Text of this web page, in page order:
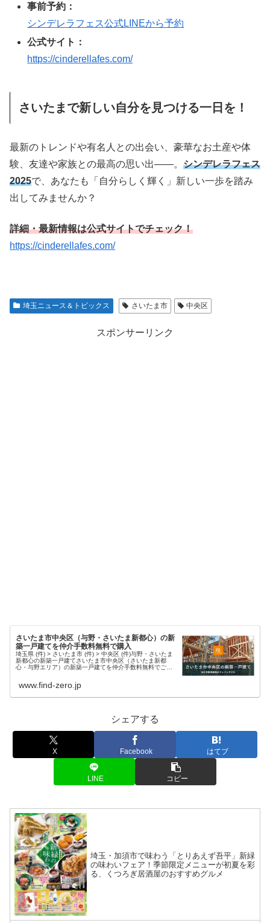
事前予約：
シンデレラフェス公式LINEから予約
公式サイト：
https://cinderellafes.com/
さいたまで新しい自分を見つける一日を！
最新のトレンドや有名人との出会い、豪華なお土産や体
験、友達や家族との最高の思い出――。 シンデレラフェス
2025で、あなたも「自分らしく輝く」新しい一歩を踏み
出してみませんか？
詳細・最新情報は公式サイトでチェック！
https://cinderellafes.com/
埼玉ニュース＆トピックス さいたま市 中央区
スポンサーリンク
さいたま市中央区（与野・さいたま新都心）の新
築一戸建てを仲介手数料無料で購入
埼玉県 (件) > さいたま市 (件) > 中央区 (件)与野・さいたま
新都心の新築一戸建てさいたま市中央区（さいたま新都
心・与野エリア）の新築一戸建てを仲介手数料無料でご紹
www.find-zero.jp
シェアする
X Facebook はてブ
LINE コピー
埼玉・加須市で味わう「とりあえず吾平」新緑
の味わいフェア！季節限定メニューが初夏を彩
る、くつろぎ居酒屋のおすすめグルメ